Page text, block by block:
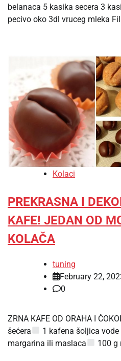
belanaca 5 kasika secera 3
pecivo oko 3dl vruceg mleka
Kolaci
PREKRASNA I
KAFE! JEDAN OD
KOLAČA
tuning
February 22,
0
ZRNA KAFE OD ORAHA I
šećera
1 kafena šoljica vode
margarina ili maslaca
100 g